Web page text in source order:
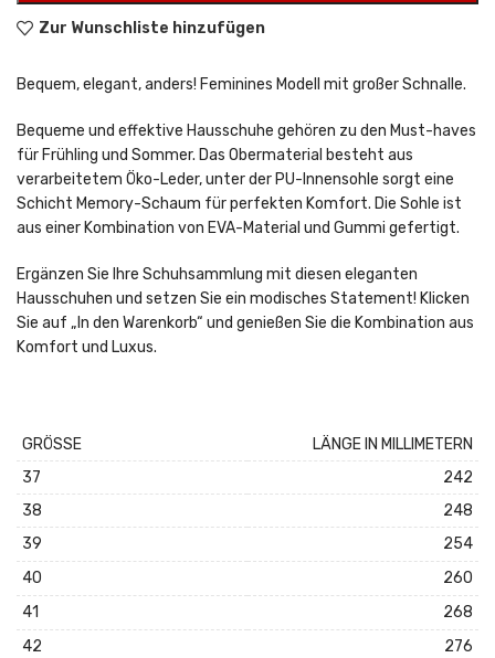
Zur Wunschliste hinzufügen
Bequem, elegant, anders! Feminines Modell mit großer Schnalle.
Bequeme und effektive Hausschuhe gehören zu den Must-haves
für Frühling und Sommer. Das Obermaterial besteht aus
verarbeitetem Öko-Leder, unter der PU-Innensohle sorgt eine
Schicht Memory-Schaum für perfekten Komfort. Die Sohle ist
aus einer Kombination von EVA-Material und Gummi gefertigt.
Ergänzen Sie Ihre Schuhsammlung mit diesen eleganten
Hausschuhen und setzen Sie ein modisches Statement! Klicken
Sie auf „In den Warenkorb“ und genießen Sie die Kombination aus
Komfort und Luxus.
GRÖSSE
LÄNGE IN MILLIMETERN
37
242
38
248
39
254
40
260
41
268
42
276